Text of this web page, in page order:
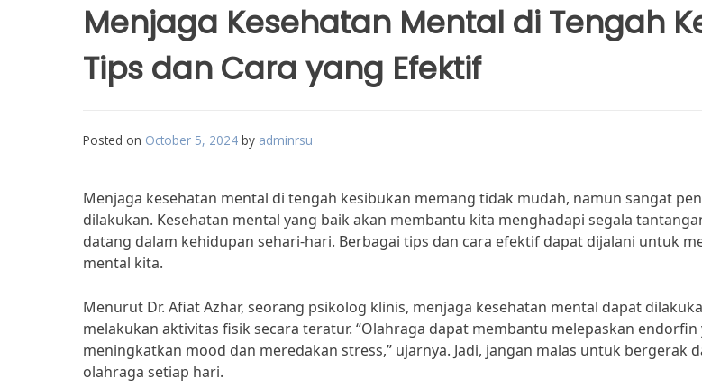
Menjaga Kesehatan Mental di Tengah
Tips dan Cara yang Efektif
Posted on October 5, 2024 by adminrsu
Menjaga kesehatan mental di tengah kesibukan memang tidak mudah, namun sangat
dilakukan. Kesehatan mental yang baik akan membantu kita menghadapi segala
datang dalam kehidupan sehari-hari. Berbagai tips dan cara efektif dapat dijalani untuk
mental kita.
Menurut Dr. Afiat Azhar, seorang psikolog klinis, menjaga kesehatan mental dapat
melakukan aktivitas fisik secara teratur. “Olahraga dapat membantu melepaskan
meningkatkan mood dan meredakan stress,” ujarnya. Jadi, jangan malas untuk bergerak
olahraga setiap hari.